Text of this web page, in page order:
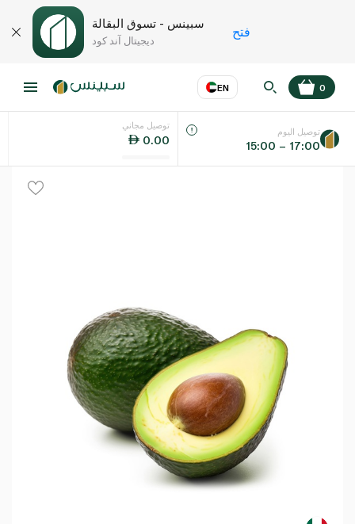
سبينس - تسوق البقالة
ديجيتال آند كود
فتح
EN
اللغة عر
0
توصيل مجاني
0.00
توصيل اليوم
15:00 – 17:00